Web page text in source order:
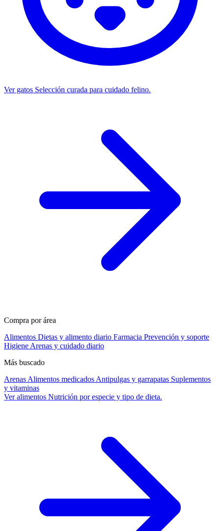
Ver gatos Selección curada para cuidado felino.
Compra por área
Alimentos Dietas y alimento diario Farmacia Prevención y soporte
Higiene Arenas y cuidado diario
Más buscado
Arenas Alimentos medicados Antipulgas y garrapatas Suplementos
y vitaminas
Ver alimentos Nutrición por especie y tipo de dieta.